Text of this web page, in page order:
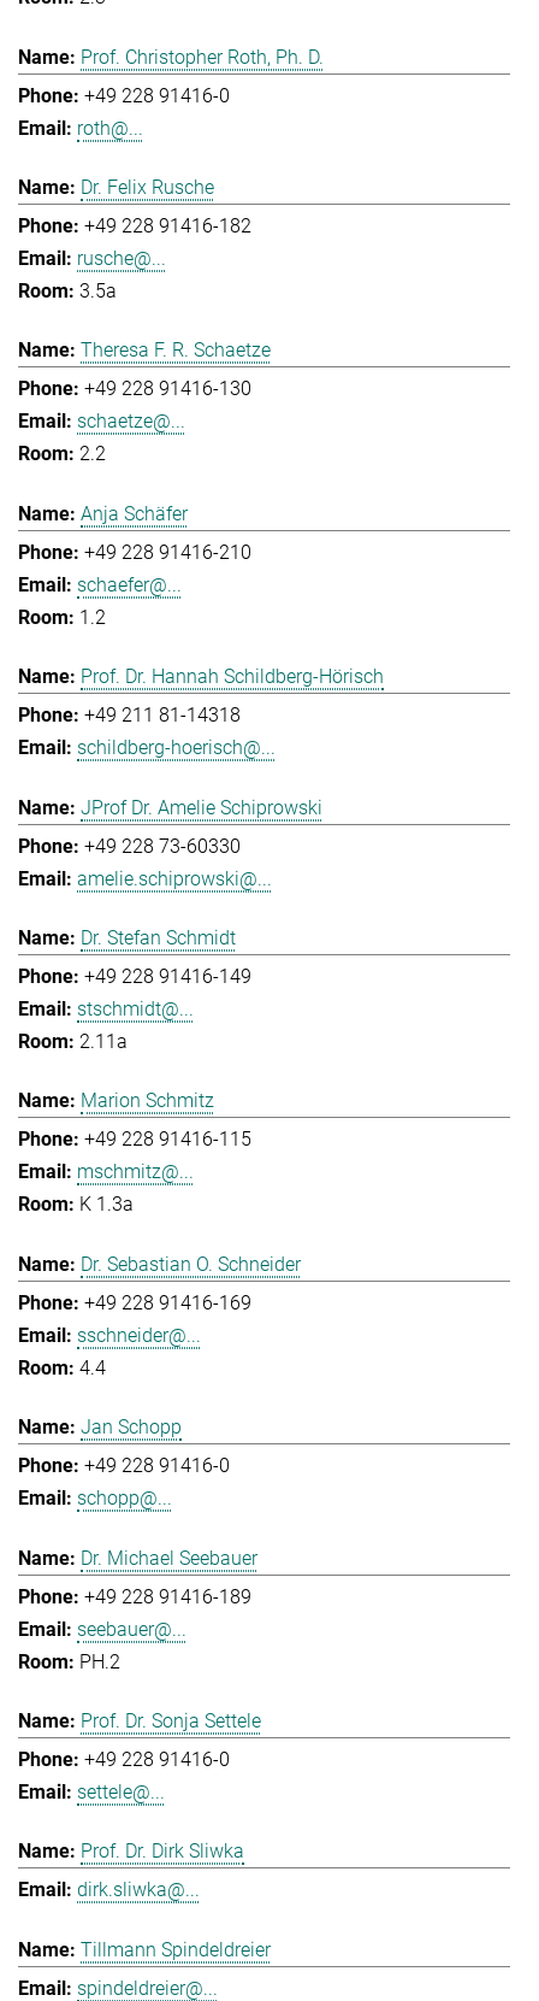
Prof. Christopher Roth, Ph. D.
+49 228 91416-0
roth@...
Dr. Felix Rusche
+49 228 91416-182
rusche@...
3.5a
Theresa F. R. Schaetze
+49 228 91416-130
schaetze@...
2.2
Anja Schäfer
+49 228 91416-210
schaefer@...
1.2
Prof. Dr. Hannah Schildberg-Hörisch
+49 211 81-14318
schildberg-hoerisch@...
JProf Dr. Amelie Schiprowski
+49 228 73-60330
amelie.schiprowski@...
Dr. Stefan Schmidt
+49 228 91416-149
stschmidt@...
2.11a
Marion Schmitz
+49 228 91416-115
mschmitz@...
K 1.3a
Dr. Sebastian O. Schneider
+49 228 91416-169
sschneider@...
4.4
Jan Schopp
+49 228 91416-0
schopp@...
Dr. Michael Seebauer
+49 228 91416-189
seebauer@...
PH.2
Prof. Dr. Sonja Settele
+49 228 91416-0
settele@...
Prof. Dr. Dirk Sliwka
dirk.sliwka@...
Tillmann Spindeldreier
spindeldreier@...